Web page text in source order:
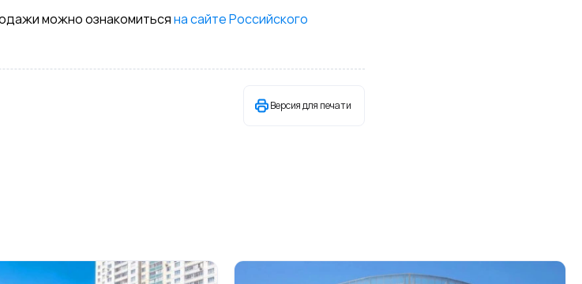
можно ознакомитьсяна сайте Российского
Версия для печати